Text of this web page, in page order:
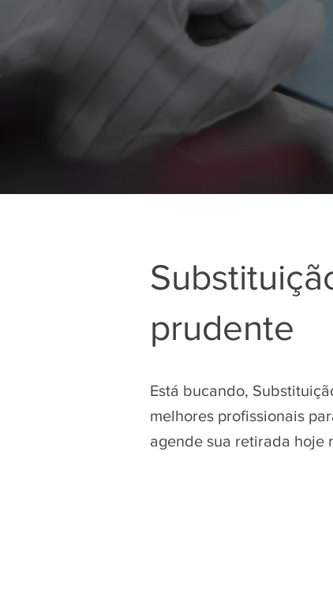
prudente
Está bucando,
melhores profissionais
agende sua retirada hoje